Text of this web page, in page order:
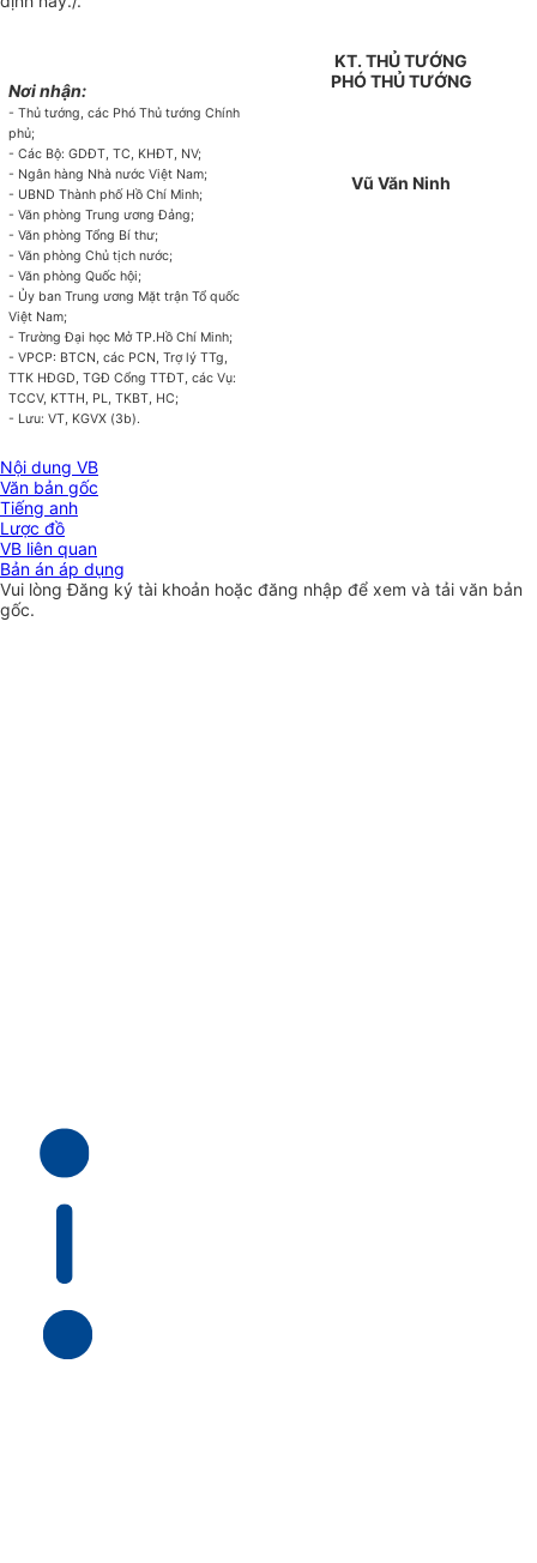
Nơi nhận:
- Thủ tướng, các Phó Thủ tướng Chính
phủ;
- Các Bộ: GDĐT, TC, KHĐT, NV;
- Ngân hàng Nhà nước Việt Nam;
- UBND Thành phố Hồ Chí Minh;
- Văn phòng Trung ương Đảng;
- Văn phòng Tổng Bí thư;
- Văn phòng Chủ tịch nước;
- Văn phòng Quốc hội;
- Ủy ban Trung ương Mặt trận Tổ quốc
Việt Nam;
- Trường Đại học Mở TP.Hồ Chí Minh;
- VPCP: BTCN, các PCN, Trợ lý TTg,
TTK HĐGD, TGĐ Cổng TTĐT, các Vụ:
TCCV, KTTH, PL, TKBT, HC;
- Lưu: VT, KGVX (3b).
KT. THỦ TƯỚNG
PHÓ THỦ TƯỚNG
Vũ Văn Ninh
Nội dung VB
Văn bản gốc
Tiếng anh
Lược đồ
VB liên quan
Bản án áp dụng
Vui lòngĐăng ký tài khoản hoặc đăng nhập để xem và tải văn bản
gốc.